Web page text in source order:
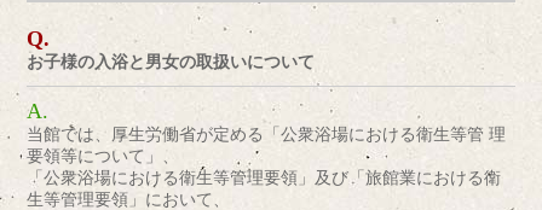
お子様の入浴と男女の取扱いについて
当館では、厚生労働省が定める「公衆浴場における衛生等管 理
要領等について」、
「公衆浴場における衛生等管理要領」及び「旅館業における衛
生等管理要領」において、